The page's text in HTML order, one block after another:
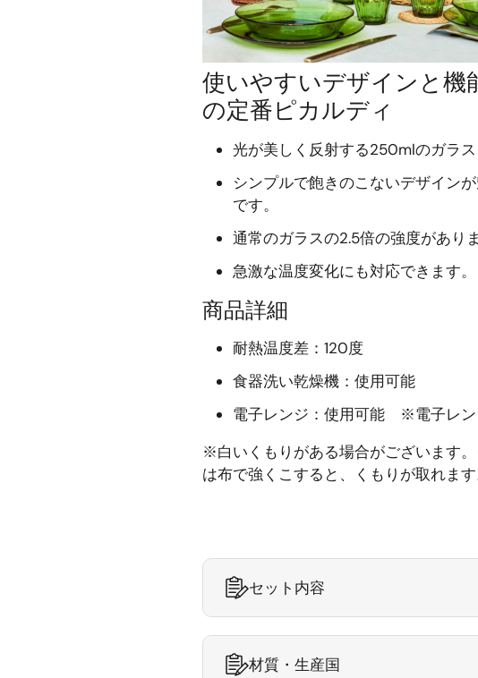
使いやすいデザインと機
の定番ピカルディ
光が美しく反射する250mlのガラス
シンプルで飽きのこないデザイン
です。
通常のガラスの2.5倍の強度がありま
急激な温度変化にも対応できます。
商品詳細
耐熱温度差：120度
食器洗い乾燥機：使用可能
電子レンジ：使用可能 ※電子レ
※白いくもりがある場合がございます
は布で強くこすると、くもりが取れま
セット内容
材質・生産国